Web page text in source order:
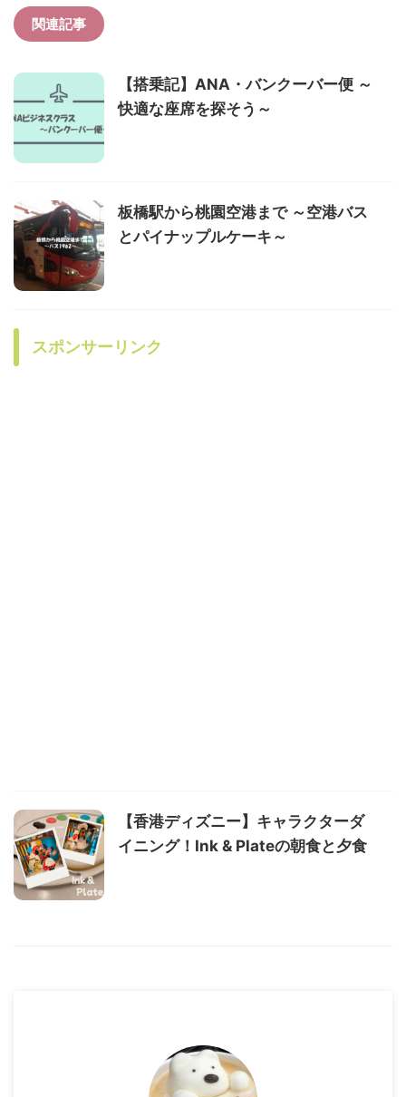
関連記事
【搭乗記】ANA・バンクーバー便 ～
快適な座席を探そう～
板橋駅から桃園空港まで ～空港バス
とパイナップルケーキ～
スポンサーリンク
【香港ディズニー】キャラクターダ
イニング！Ink & Plateの朝食と夕食